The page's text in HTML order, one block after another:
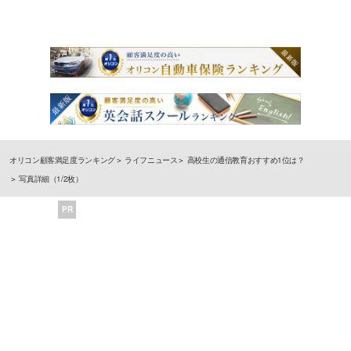
オリコン顧客満足度ランキング ライフニュース
高校生の通信教育おすすめ1位は？
写真詳細（1/2枚）
PR